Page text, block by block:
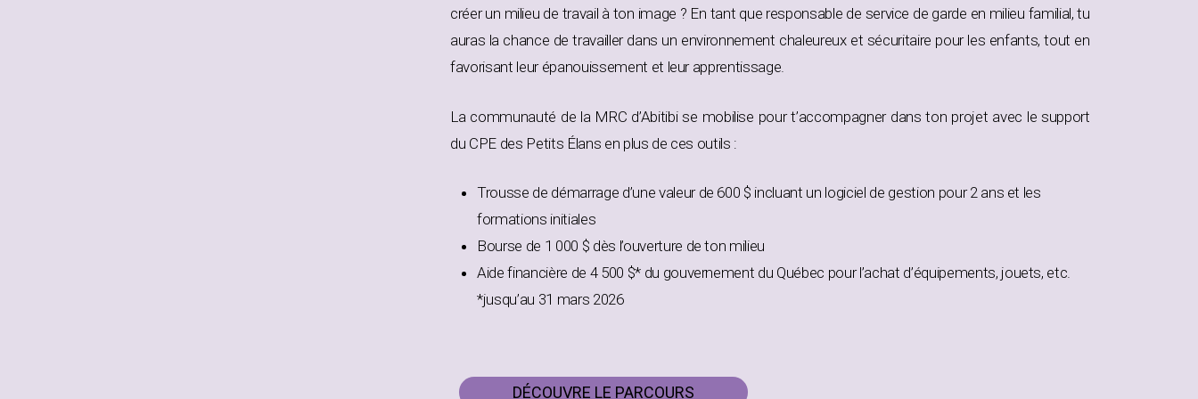
créer un milieu de travail à ton image ? En tant que responsable de service de garde en milieu familial, tu
auras la chance de travailler dans un environnement chaleureux et sécuritaire pour les enfants, tout en
favorisant leur épanouissement et leur apprentissage.
La communauté de la MRC d’Abitibi se mobilise pour t’accompagner dans ton projet avec le support
du CPE des Petits Élans en plus de ces outils :
Trousse de démarrage d’une valeur de 600 $ incluant un logiciel de gestion pour 2 ans et les
formations initiales
Bourse de 1 000 $ dès l’ouverture de ton milieu
Aide financière de 4 500 $* du gouvernement du Québec pour l’achat d’équipements, jouets, etc.
*jusqu’au 31 mars 2026
DÉCOUVRE LE PARCOURS